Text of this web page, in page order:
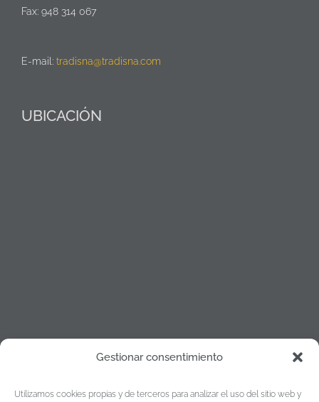
Gestionar consentimiento
Utilizamos cookies propias y de terceros para analizar el uso del sitio web y
Fax: 948 314 067
E-mail: tradisna@tradisna.com
UBICACIÓN